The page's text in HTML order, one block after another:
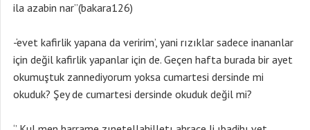
ila azabin nar’’(bakara126)
-‘evet kafirlik yapana da veririm’, yani rızıklar sadece inananlar
için değil kafirlik yapanlar için de. Geçen hafta burada bir ayet
okumuştuk zannediyorum yoksa cumartesi dersinde mi
okuduk? Şey de cumartesi dersinde okuduk değil mi?